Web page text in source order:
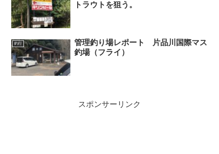
トラウトを狙う。
釣行
管理釣り場レポート 片品川国際マス
釣場（フライ）
スポンサーリンク